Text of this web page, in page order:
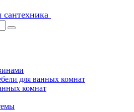
сантехника
для ванных комнат
комнат